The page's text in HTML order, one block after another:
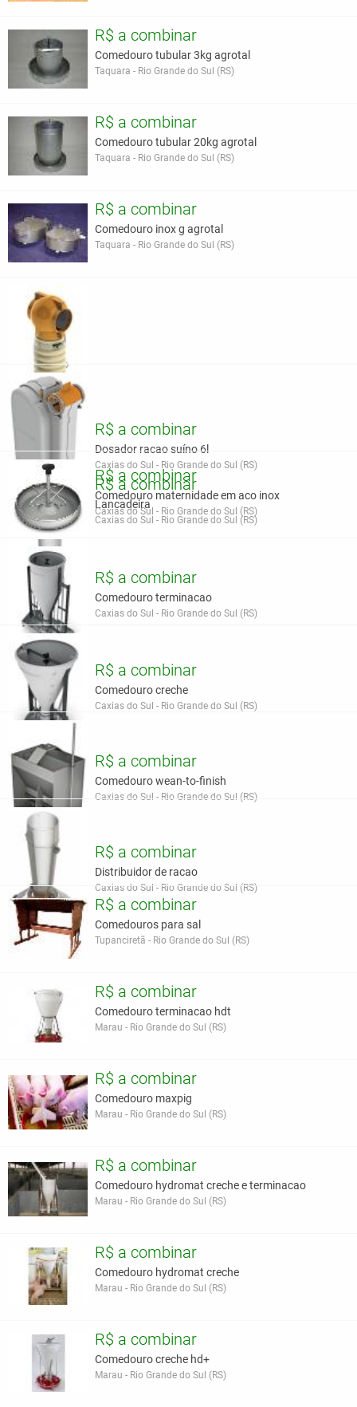
R$ a combinar
Comedouro tubular 3kg agrotal
Taquara - Rio Grande do Sul (RS)
R$ a combinar
Comedouro tubular 20kg agrotal
Taquara - Rio Grande do Sul (RS)
R$ a combinar
Comedouro inox g agrotal
Taquara - Rio Grande do Sul (RS)
R$ a combinar
Lancadeira
Caxias do Sul - Rio Grande do Sul (RS)
R$ a combinar
Dosador racao suíno 6l
Caxias do Sul - Rio Grande do Sul (RS)
R$ a combinar
Comedouro maternidade em aco inox
Caxias do Sul - Rio Grande do Sul (RS)
R$ a combinar
Comedouro terminacao
Caxias do Sul - Rio Grande do Sul (RS)
R$ a combinar
Comedouro creche
Caxias do Sul - Rio Grande do Sul (RS)
R$ a combinar
Comedouro wean-to-finish
Caxias do Sul - Rio Grande do Sul (RS)
R$ a combinar
Distribuidor de racao
Caxias do Sul - Rio Grande do Sul (RS)
R$ a combinar
Comedouros para sal
Tupanciretã - Rio Grande do Sul (RS)
R$ a combinar
Comedouro terminacao hdt
Marau - Rio Grande do Sul (RS)
R$ a combinar
Comedouro maxpig
Marau - Rio Grande do Sul (RS)
R$ a combinar
Comedouro hydromat creche e terminacao
Marau - Rio Grande do Sul (RS)
R$ a combinar
Comedouro hydromat creche
Marau - Rio Grande do Sul (RS)
R$ a combinar
Comedouro creche hd+
Marau - Rio Grande do Sul (RS)